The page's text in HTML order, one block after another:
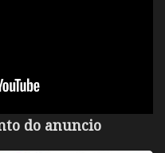
do anuncio